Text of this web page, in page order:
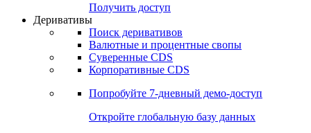
Получить доступ
Деривативы
Поиск деривативов
Валютные и процентные свопы
Суверенные CDS
Корпоративные CDS
Попробуйте 7-дневный демо-доступ
Откройте глобальную базу данных